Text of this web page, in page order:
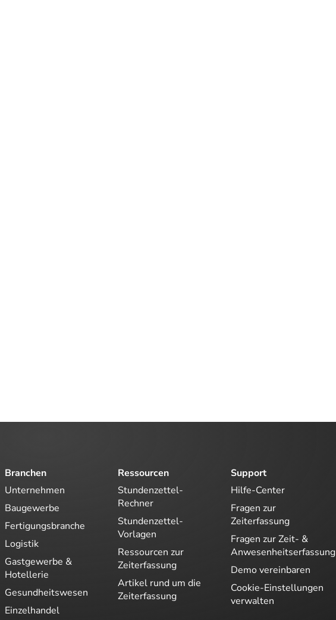
Branchen
Unternehmen
Baugewerbe
Fertigungsbranche
Logistik
Gastgewerbe &
Hotellerie
Gesundheitswesen
Einzelhandel
Ressourcen
Stundenzettel-
Rechner
Stundenzettel-
Vorlagen
Ressourcen zur
Zeiterfassung
Artikel rund um die
Zeiterfassung
Support
Hilfe-Center
Fragen zur
Zeiterfassung
Fragen zur Zeit- &
Anwesenheitserfassung
Demo vereinbaren
Cookie-Einstellungen
verwalten